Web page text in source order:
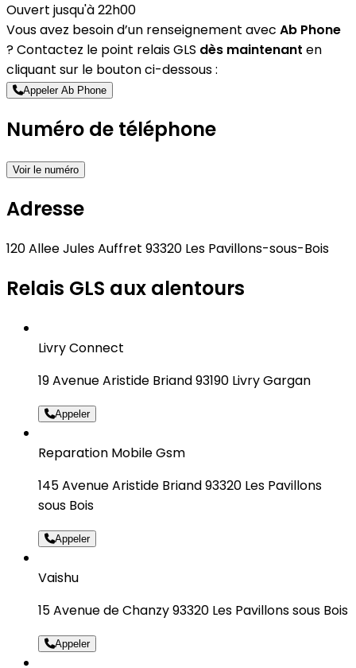
Ouvert jusqu'à 22h00
Vous avez besoin d’un renseignement avec Ab Phone
? Contactez le point relais GLS dès maintenant en
cliquant sur le bouton ci-dessous :
Appeler Ab Phone
Numéro de téléphone
Voir le numéro
Adresse
120 Allee Jules Auffret 93320 Les Pavillons-sous-Bois
Relais GLS aux alentours
Livry Connect
19 Avenue Aristide Briand 93190 Livry Gargan
Appeler
Reparation Mobile Gsm
145 Avenue Aristide Briand 93320 Les Pavillons
sous Bois
Appeler
Vaishu
15 Avenue de Chanzy 93320 Les Pavillons sous Bois
Appeler